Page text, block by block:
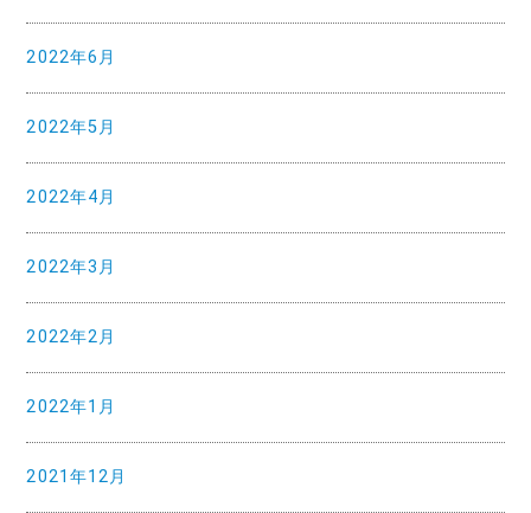
2022年6月
2022年5月
2022年4月
2022年3月
2022年2月
2022年1月
2021年12月